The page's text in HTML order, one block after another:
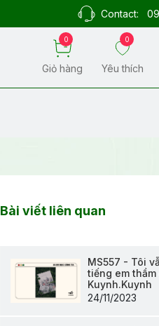
Contact:
0
Giỏ hàng
0
Yêu thích
Bài viết liên quan
MS557 - Tôi
tiếng em thầm
Kuynh.Kuynh
24/11/2023